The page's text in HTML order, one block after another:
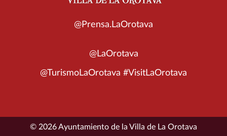
@Prensa.LaOrotava
@LaOrotava
@TurismoLaOrotava #VisitLaOrotava
© 2026 Ayuntamiento de la Villa de La Orotava